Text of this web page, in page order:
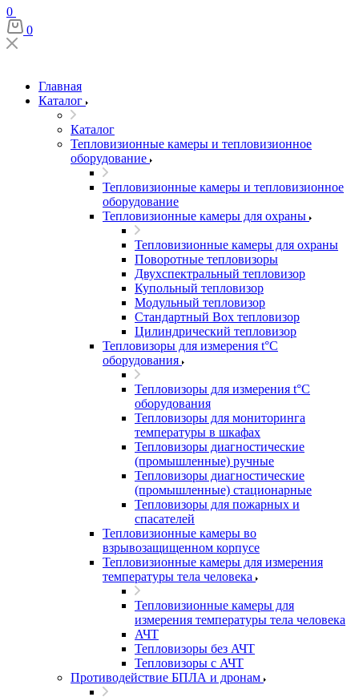
0
0
Главная
Каталог
Каталог
Тепловизионные камеры и тепловизионное
оборудование
Тепловизионные камеры и тепловизионное
оборудование
Тепловизионные камеры для охраны
Тепловизионные камеры для охраны
Поворотные тепловизоры
Двухспектральный тепловизор
Купольный тепловизор
Модульный тепловизор
Стандартный Box тепловизор
Цилиндрический тепловизор
Тепловизоры для измерения t°С
оборудования
Тепловизоры для измерения t°С
оборудования
Тепловизоры для мониторинга
температуры в шкафах
Тепловизоры диагностические
(промышленные) ручные
Тепловизоры диагностические
(промышленные) стационарные
Тепловизоры для пожарных и
спасателей
Тепловизионные камеры во
взрывозащищенном корпусе
Тепловизионные камеры для измерения
температуры тела человека
Тепловизионные камеры для
измерения температуры тела человека
АЧТ
Тепловизоры без АЧТ
Тепловизоры с АЧТ
Противодействие БПЛА и дронам